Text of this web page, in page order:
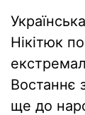
Нікітюк
Востаннє
ще до